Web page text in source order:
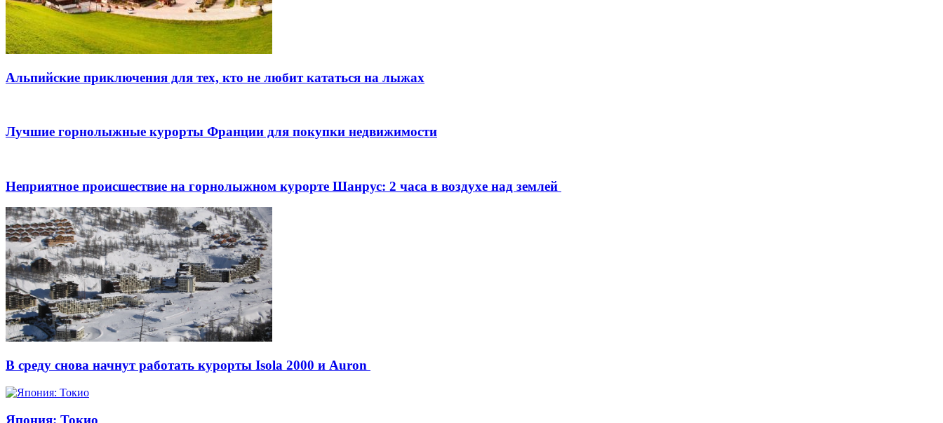
Альпийские приключения для тех, кто не любит кататься на лыжах
Лучшие горнолыжные курорты Франции для покупки недвижимости
Неприятное происшествие на горнолыжном курорте Шанрус: 2 часа в воздухе над землей
В среду снова начнут работать курорты Isola 2000 и Auron
Япония: Токио